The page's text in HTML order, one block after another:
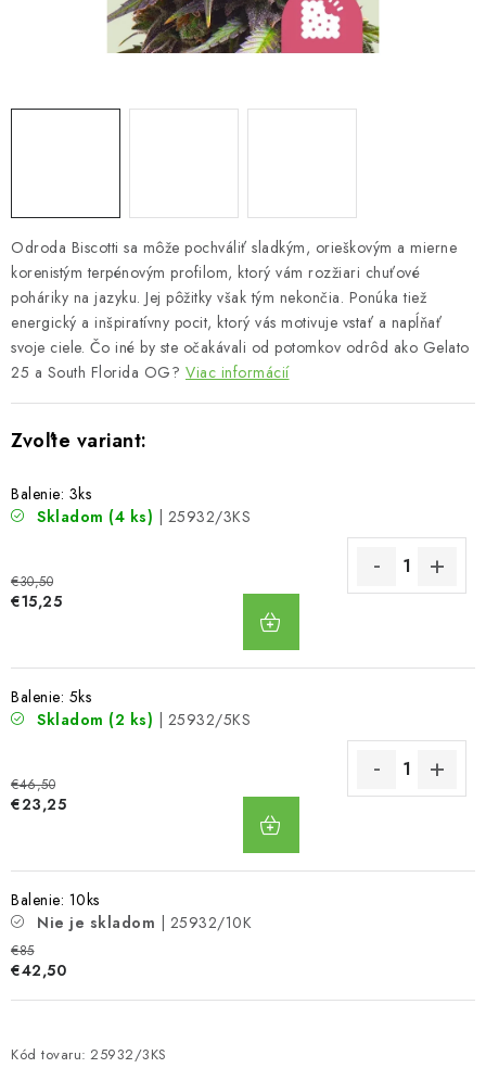
Bankové údaje
Veľkoobchod
Formulár na odstúpenie od zmluvy
Odroda Biscotti sa môže pochváliť sladkým, orieškovým a mierne
korenistým terpénovým profilom, ktorý vám rozžiari chuťové
poháriky na jazyku. Jej pôžitky však tým nekončia. Ponúka tiež
energický a inšpiratívny pocit, ktorý vás motivuje vstať a napĺňať
svoje ciele. Čo iné by ste očakávali od potomkov odrôd ako Gelato
25 a South Florida OG? Viac informácií
Balenie: 3ks
Skladom (4 ks) | 25932/3KS
€30,50
€15,25
Balenie: 5ks
Skladom (2 ks) | 25932/5KS
€46,50
€23,25
Balenie: 10ks
Nie je skladom
| 25932/10K
€85
€42,50
Kód tovaru: 25932/3KS